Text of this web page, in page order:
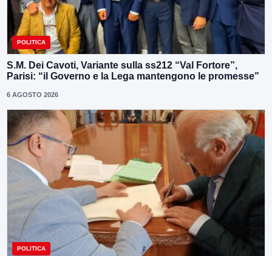
POLITICA
S.M. Dei Cavoti, Variante sulla ss212 “Val Fortore”,
Parisi: “il Governo e la Lega mantengono le promesse”
6 AGOSTO 2026
POLITICA